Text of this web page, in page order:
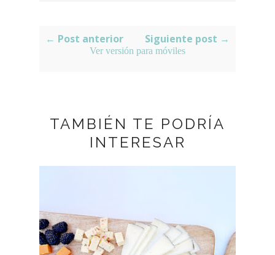
← Post anterior Siguiente post →
Ver versión para móviles
TAMBIÉN TE PODRÍA
INTERESAR